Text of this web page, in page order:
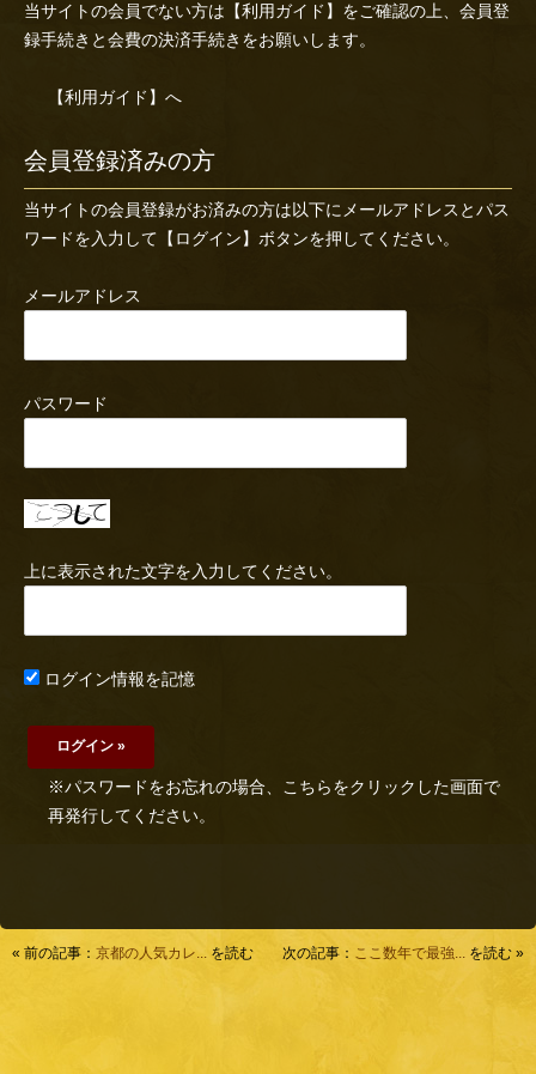
当サイトの会員でない方は 【利用ガイド】 をご確認の上、会員登
録手続きと会費の決済手続きをお願いします。
【利用ガイド】へ
会員登録済みの方
当サイトの会員登録がお済みの方は以下にメールアドレスとパス
ワードを入力して【ログイン】ボタンを押してください。
メールアドレス
パスワード
上に表示された文字を入力してください。
ログイン情報を記憶
※パスワードをお忘れの場合、こちらをクリックした画面で
再発行してください。
« 前の記事： 京都の人気カレ... を読む 次の記事： ここ数年で最強... を読む »